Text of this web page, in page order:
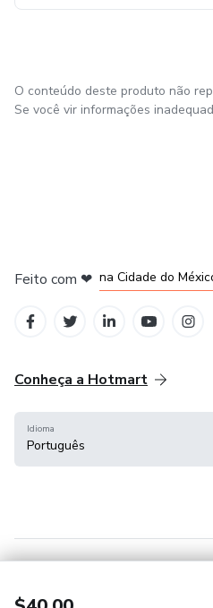
O conteúdo deste produto não
Se você vir informações
Feito com ❤ na Cidade do
Conheça a Hotmart
Idioma
Português